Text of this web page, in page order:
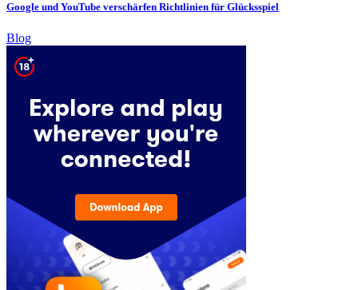
Google und YouTube verschärfen Richtlinien für Glücksspiel
Blog